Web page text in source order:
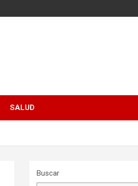
SALUD
Buscar